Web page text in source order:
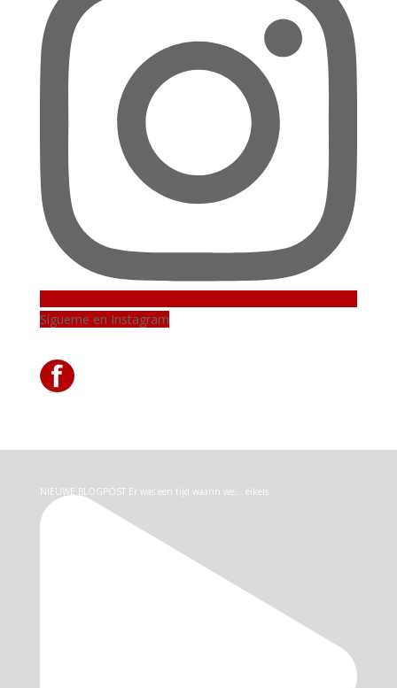
Sígueme en Instagram
NIEUWE BLOGPOST Er was een tijd waarin we… eikels